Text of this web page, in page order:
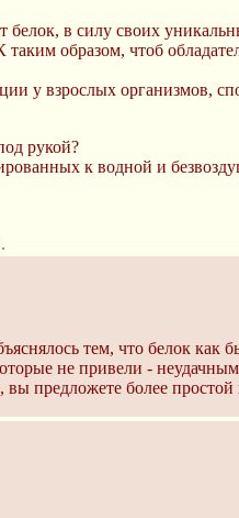
в силу своих
образом, чтоб
у взрослых
рукой?
к водной и
тем, что белок
не привели -
предложете более простой